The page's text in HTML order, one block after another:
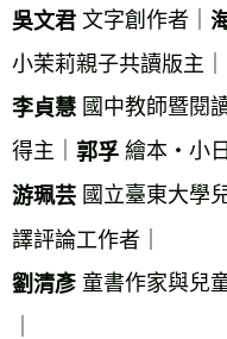
吳文君 文字創作者｜
小茉莉親子共讀版主｜
李貞慧 國中教師暨閱
得主｜ 郭孚 繪本‧小
游珮芸 國立臺東大學
譯評論工作者｜
劉清彥 童書作家與兒